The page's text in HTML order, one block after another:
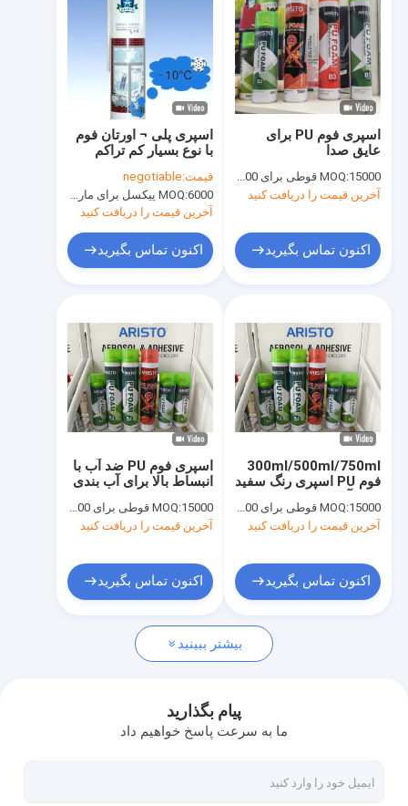
محصولات
درباره ما
تور کارخانه
News
رنگ اسپری پارچه
گرافیتی رنگ اسپری
رنگ اسپری اکریلیک
علامت گذاری رنگ اسپری
خودکار نشان گذار
اسپری پلی ¬ اورتان فوم
با نوع بسیار کم تراکم
تفنگ نازل
قیمت:negotiable
MOQ:6000 پیکسل برای مارک Aristo، 15000 پیکسل برای نام تجاری مشتری
آخرین قیمت را دریافت کنید
اکنون تماس بگیرید
اسپری فوم PU برای
عایق صدا
OEM
MOQ:15000 قوطی برای OEM، 6000 قوطی برای برند Aristo
آخرین قیمت را دریافت کنید
اکنون تماس بگیرید
اسپری فوم PU ضد آب با
انبساط بالا برای آب بندی
MOQ:15000 قوطی برای OEM، 6000 قوطی برای برند Aristo
آخرین قیمت را دریافت کنید
اکنون تماس بگیرید
300ml/500ml/750ml
فوم PU اسپری رنگ سفید
عایق MOQ:15000 قوطی برای OEM، 6000 قوطی برای برند Aristo
آخرین قیمت را دریافت کنید
اکنون تماس بگیرید
بیشتر ببینید
پیام بگذارید
ما به سرعت پاسخ خواهیم داد